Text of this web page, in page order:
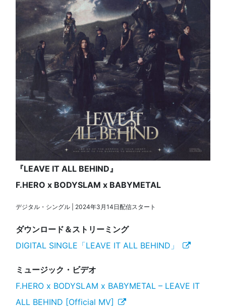
『LEAVE IT ALL BEHIND』
F.HERO x BODYSLAM x BABYMETAL
デジタル・シングル | 2024年3月14日配信スタート
ダウンロード＆ストリーミング
DIGITAL SINGLE「LEAVE IT ALL BEHIND」
ミュージック・ビデオ
F.HERO x BODYSLAM x BABYMETAL – LEAVE IT
ALL BEHIND [Official MV]